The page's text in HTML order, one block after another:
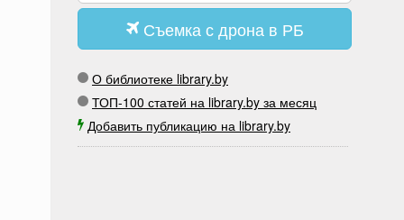
Съемка с дрона в РБ
О библиотеке library.by
ТОП-100 статей на library.by за месяц
Добавить публикацию на library.by